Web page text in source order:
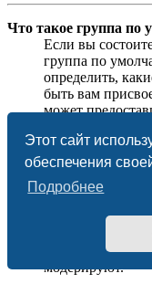
Этот сайт
обеспечения
Подробнее
Что такое группа по
Если вы
группа по
определить,
быть вам
может
Вернуться к началу
На этой
модераторов
такую как
модерируют.